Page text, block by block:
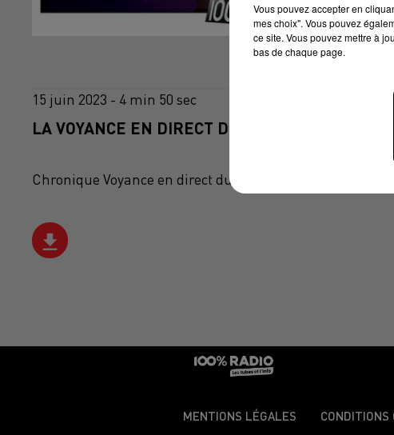
15 juin 2023 - 4 min 50 sec
LA VOYANCE EN DIRECT DU 15/06/2023
Chronique Voyance en direct du 10 13 du 15/06/2023
MENTIONS LÉGALES CONDITIONS
Vous pouvez accepter en
mes choix". Vous pouvez
ce site. Vous pouvez mettre à
bas de chaque page.